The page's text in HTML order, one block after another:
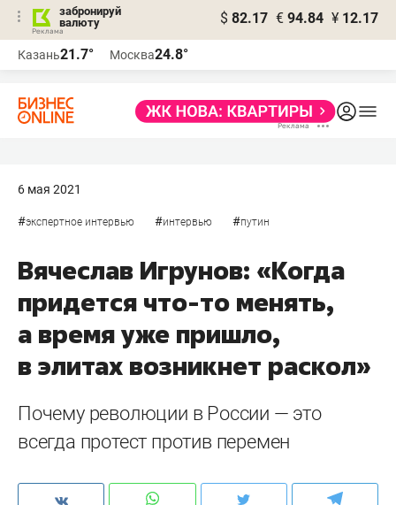
забронируй
валюту
$ 82.17 € 94.84 ¥ 12.17
Казань21.7° Москва24.8°
6 мая 2021
#экспертное интервью #интервью #путин
Вячеслав Игрунов: «Когда
придется что-то менять,
а время уже пришло,
в элитах возникнет раскол»
Почему революции в России — это
всегда протест против перемен